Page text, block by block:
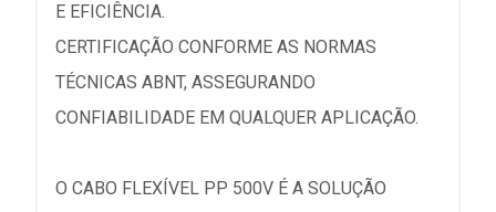
E EFICIÊNCIA.
CERTIFICAÇÃO CONFORME AS NORMAS
TÉCNICAS ABNT, ASSEGURANDO
CONFIABILIDADE EM QUALQUER APLICAÇÃO.
O CABO FLEXÍVEL PP 500V É A SOLUÇÃO